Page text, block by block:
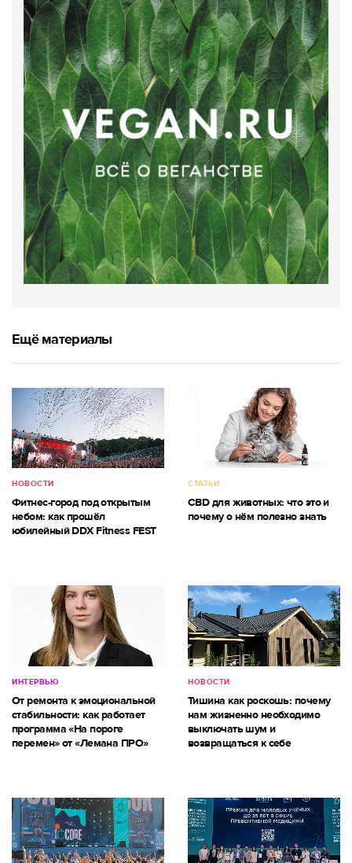
Ещё материалы
НОВОСТИ
Фитнес-город под открытым
небом: как прошёл
юбилейный DDX Fitness FEST
СТАТЬИ
CBD для животных: что это и
почему о нём полезно знать
ИНТЕРВЬЮ
От ремонта к эмоциональной
стабильности: как работает
программа «На пороге
перемен» от «Лемана ПРО»
НОВОСТИ
Тишина как роскошь: почему
нам жизненно необходимо
выключать шум и
возвращаться к себе